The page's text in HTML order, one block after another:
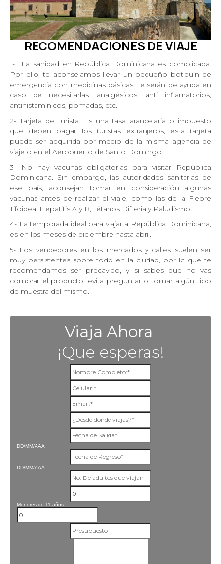
RECOMENDACIONES DEVIAJE
1- La sanidad en República Dominicana es complicada.
Por ello, te aconsejamos llevar un pequeño botiquín de
emergencia con medicinas básicas. Te serán de ayuda en
caso de necesitarlas: analgésicos, anti inflamatorios,
antihistamínicos, pomadas, etc.
2- Tarjeta de turista: Es una tasa arancelaria o impuesto
que deben pagar los turistas extranjeros, esta tarjeta
puede ser adquirida por medio de la misma agencia de
viaje o en el Aeropuerto de Santo Domingo.
3- No hay vacunas obligatorias para visitar República
Dominicana. Sin embargo, las autoridades sanitarias de
ese país, aconsejan tomar en consideración algunas
vacunas antes de realizar el viaje, como las de la Fiebre
Tifoidea, Hepatitis A y B, Tétanos Difteria y Paludismo.
4- La temporada ideal para viajar a República Dominicana,
es en los meses de diciembre hasta abril.
5- Los vendedores en los mercados y calles suelen ser
muy persistentes sobre todo en la ciudad, por lo que te
recomendamos ser precavido, ysi sabes que no vas
comprar el producto, evita preguntar o tomar algún tipo
de muestra del mismo.
Viaja Ahora
¡Que esperas!
DD/MM/AAA
DD/MM/AAA
Menores de 11 años